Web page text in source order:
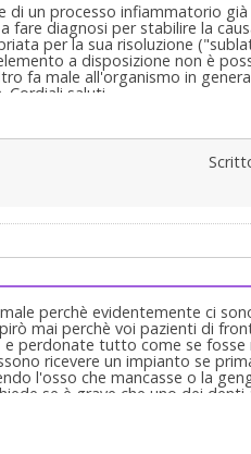
di un processo infiammatorio
fare diagnosi per stabilire la
per la sua risoluzione
a disposizione non è
fa male all'organismo in
saluti.
perchè evidentemente ci
mai perchè voi pazienti di
perdonate tutto come se fosse
ricevere un impianto se
l'osso che mancasse o la
se è grave che uno dei
curare da persona esperta e
ed è un processo